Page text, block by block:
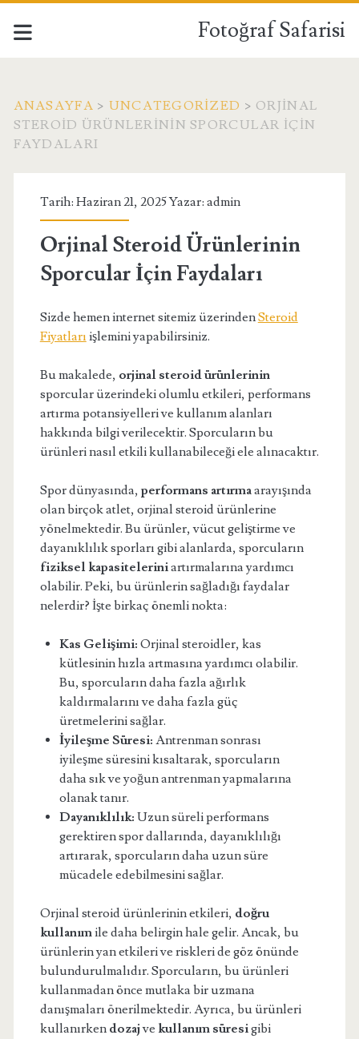
Fotoğraf Safarisi
ANASAYFA > UNCATEGORIZED > ORJINAL
STEROID ÜRÜNLERININ SPORCULAR İÇIN
FAYDALARI
Tarih: Haziran 21, 2025 Yazar: admin
Orjinal Steroid Ürünlerinin
Sporcular İçin Faydaları
Sizde hemen internet sitemiz üzerindenSteroid
Fiyatları işlemini yapabilirsiniz.
Bu makalede, orjinal steroid ürünlerinin
sporcular üzerindeki olumlu etkileri, performans
artırma potansiyelleri ve kullanım alanları
hakkında bilgi verilecektir. Sporcuların bu
ürünleri nasıl etkili kullanabileceği ele alınacaktır.
Spor dünyasında, performans artırmaarayışında
olan birçok atlet, orjinal steroid ürünlerine
yönelmektedir. Bu ürünler, vücut geliştirme ve
dayanıklılık sporları gibi alanlarda, sporcuların
fiziksel kapasiteleriniartırmalarına yardımcı
olabilir. Peki, bu ürünlerin sağladığı faydalar
nelerdir? İşte birkaç önemli nokta:
Kas Gelişimi: Orjinal steroidler, kas
kütlesinin hızla artmasına yardımcı olabilir.
Bu, sporcuların daha fazla ağırlık
kaldırmalarını ve daha fazla güç
üretmelerini sağlar.
İyileşme Süresi: Antrenman sonrası
iyileşme süresini kısaltarak, sporcuların
daha sık ve yoğun antrenman yapmalarına
olanak tanır.
Dayanıklılık: Uzun süreli performans
gerektiren spor dallarında, dayanıklılığı
artırarak, sporcuların daha uzun süre
mücadele edebilmesini sağlar.
Orjinal steroid ürünlerinin etkileri, doğru
kullanımile daha belirgin hale gelir. Ancak, bu
ürünlerin yan etkileri ve riskleri de göz önünde
bulundurulmalıdır. Sporcuların, bu ürünleri
kullanmadan önce mutlaka bir uzmana
danışmaları önerilmektedir. Ayrıca, bu ürünleri
kullanırken dozajve kullanım süresigibi